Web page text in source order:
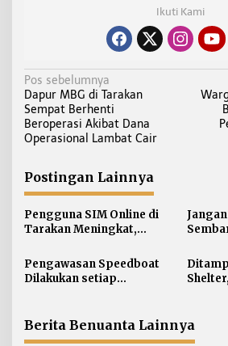
Ikuti Kami
N
a
v
i
a
s
i
p
o
s
Pos sebelumnya
Dapur MBG di Tarakan
Sempat Berhenti
Beroperasi Akibat Dana
Operasional Lambat Cair
Postingan Lainnya
Pengguna SIM Online di
Tarakan Meningkat,
Paling Banyak
Pengawasan Speedboat
Dilakukan setiap
Berita Benuanta Lainnya